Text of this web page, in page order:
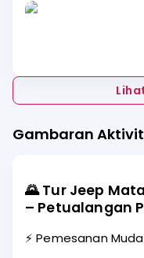
Gambaran
🌄Tur Jeep
– Petualangan
⚡ Pemesanan